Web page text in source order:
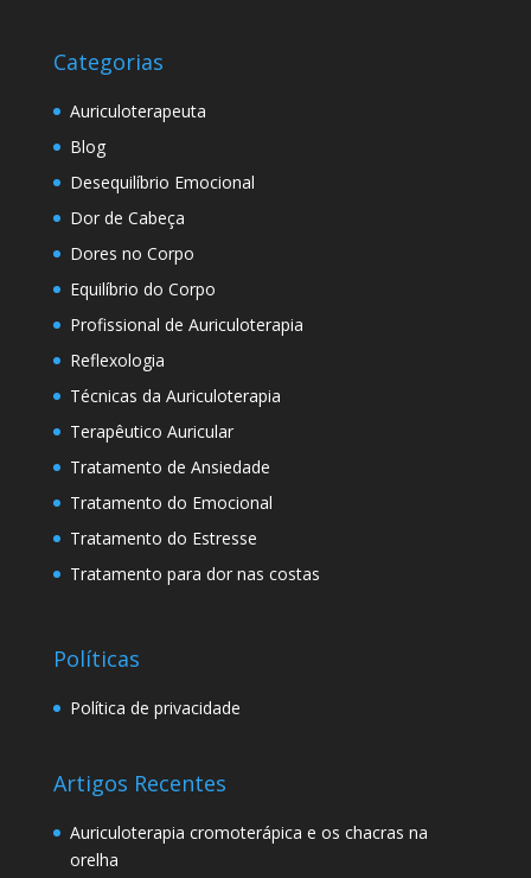
Categorias
Auriculoterapeuta
Blog
Desequilíbrio Emocional
Dor de Cabeça
Dores no Corpo
Equilíbrio do Corpo
Profissional de Auriculoterapia
Reflexologia
Técnicas da Auriculoterapia
Terapêutico Auricular
Tratamento de Ansiedade
Tratamento do Emocional
Tratamento do Estresse
Tratamento para dor nas costas
Políticas
Política de privacidade
Artigos Recentes
Auriculoterapia cromoterápica e os chacras na
orelha